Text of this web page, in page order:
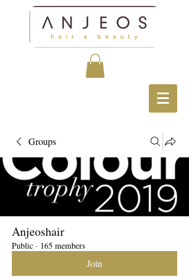
Groups
Anjeoshair
Public · 165 members
Join